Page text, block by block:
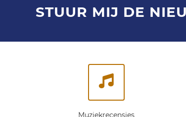
STUUR MIJ DE
Muziekrecensies